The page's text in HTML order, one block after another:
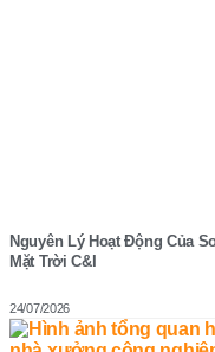
Nguyên Lý Hoạt Động Của
Mặt Trời C&I
24/07/2026